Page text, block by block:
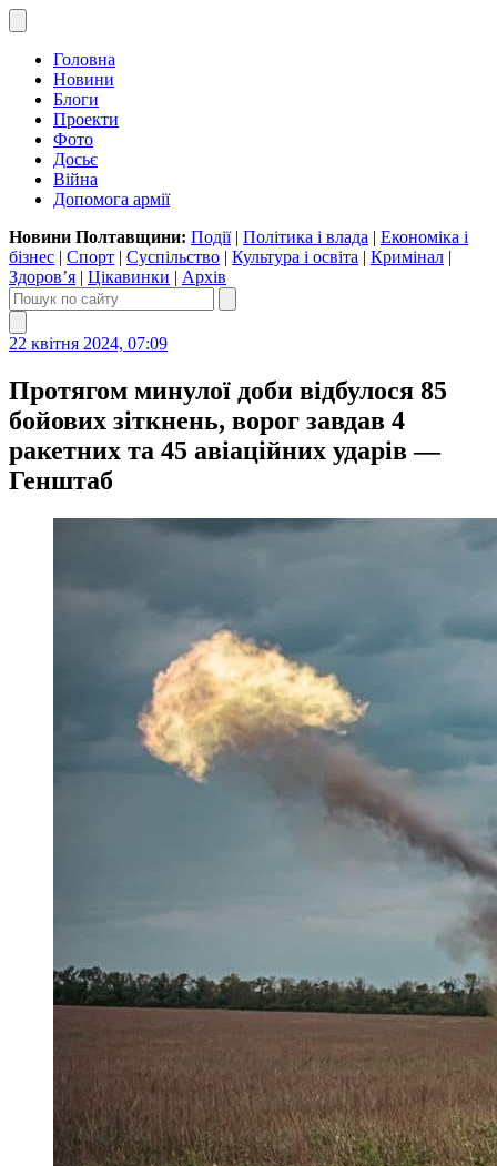
Головна
Новини
Блоги
Проекти
Фото
Досьє
Війна
Допомога армії
Новини Полтавщини: Події| Політика і влада | Економіка і
бізнес | Спорт | Суспільство | Культура і освіта | Кримінал |
Здоров’я | Цікавинки | Архів
22 квітня 2024, 07:09
Протягом минулої доби відбулося 85
бойових зіткнень, ворог завдав 4
ракетних та 45 авіаційних ударів —
Генштаб